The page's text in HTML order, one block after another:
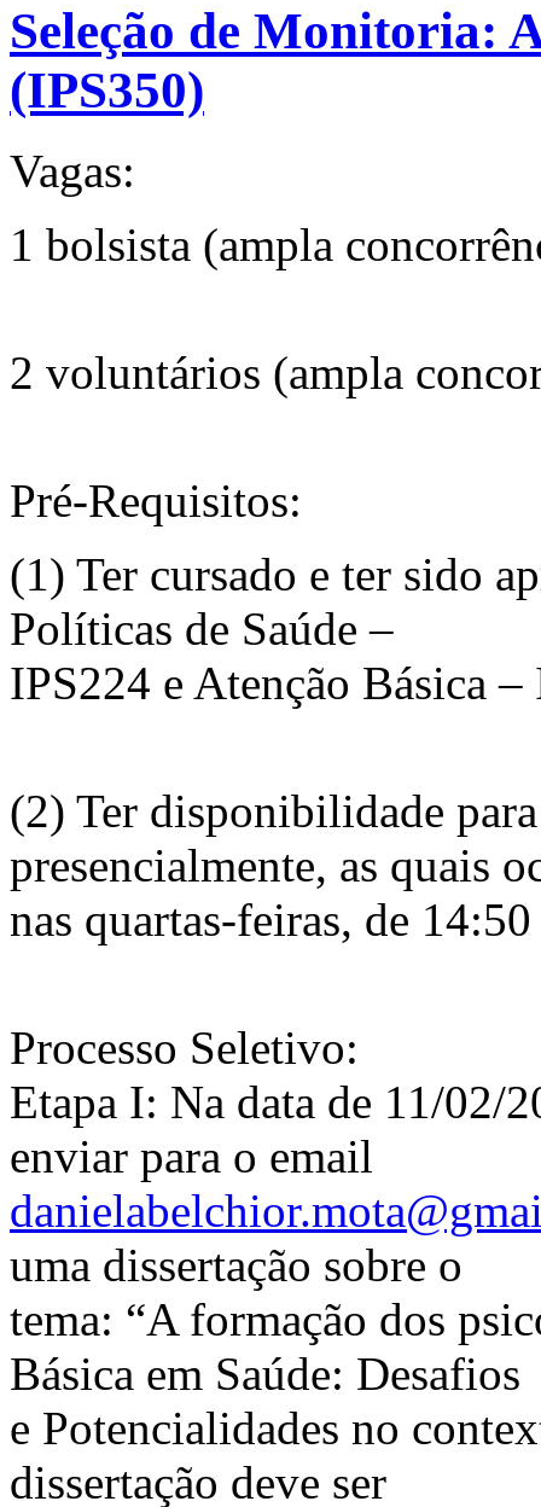
Seleção de Monitoria:
(IPS350)
Vagas:
1 bolsista (ampla
2 voluntários (ampla
Pré-Requisitos:
(1) Ter cursado e ter sido
Políticas de Saúde –
IPS224 e Atenção Básica –
(2) Ter disponibilidade
presencialmente, as quais
nas quartas-feiras, de
Processo Seletivo:
Etapa I: Na data de 11/02/
enviar para o email
uma dissertação sobre o
tema: “A formação dos
Básica em Saúde: Desafios
e Potencialidades no
dissertação deve ser